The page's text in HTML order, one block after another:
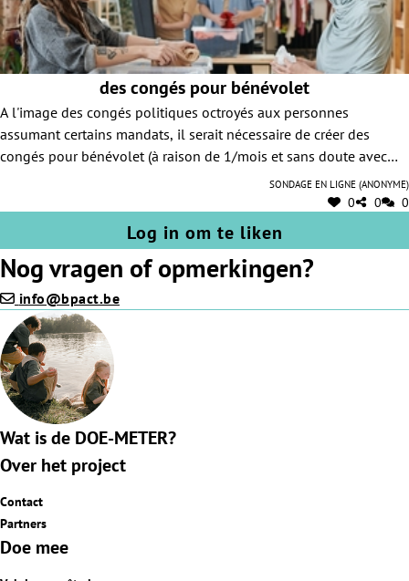
des congés pour bénévolet
A l'image des congés politiques octroyés aux personnes
assumant certains mandats, il serait nécessaire de créer des
congés pour bénévolet (à raison de 1/mois et sans doute avec
certaines conditions comme limiter ces congés aux président,
Sondage en ligne (anonyme)
0 0 0
Log in om te liken
Nog vragen of opmerkingen?
info@bpact.be
Wat is de DOE-METER?
Over het project
Contact
Partners
Doe mee